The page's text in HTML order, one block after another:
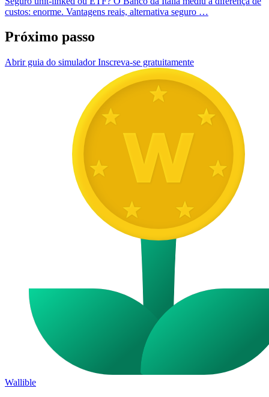
custos: enorme. Vantagens reais, alternativa seguro …
Próximo passo
Abrir guia do simuladorInscreva-se gratuitamente
Wallible